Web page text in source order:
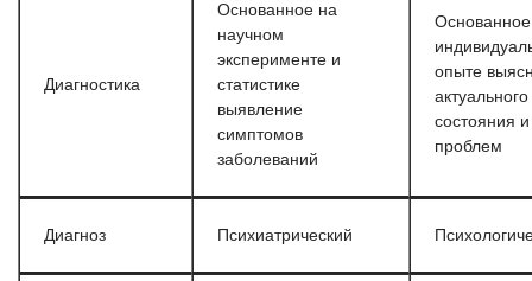
Диагностика
Основанное на
научном
эксперименте и
статистике
выявление
симптомов
заболеваний
опыте
актуального
состояния и
проблем
Диагноз Психиатрический